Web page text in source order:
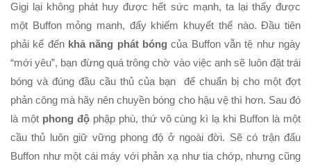
Gigi lại không phát huy được hết sức mạnh, ta lại thấy được
một Buffon mỏng manh, đấy khiếm khuyết thế nào. Đầu tiên
phải kể đến khả năng phát bóng của Buffon vẫn tệ như ngày
“mới yêu”, bạn đừng quá trông chờ vào việc anh sẽ luôn đặt trái
bóng và đúng đầu cầu thủ của bạn để chuẩn bị cho một đợt
phản công mà hãy nên chuyền bóng cho hậu vệ thì hơn. Sau đó
là một phong độphập phù, thứ vô cùng kì lạ khi Buffon là một
cầu thủ luôn giữ vững phong độ ở ngoài đời. Sẽ có trận đấu
Buffon như một cái máy với phản xạ như tia chớp, nhưng cũng